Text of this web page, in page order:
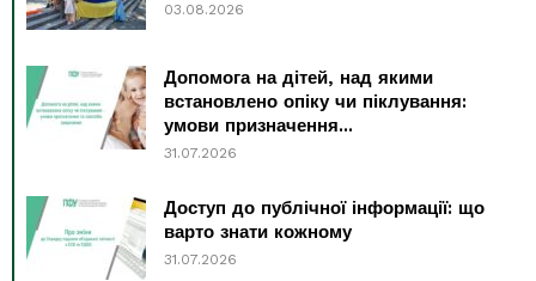
03.08.2026
Допомога на дітей, над якими
встановлено опіку чи піклування:
умови призначення...
31.07.2026
Доступ до публічної інформації: що
варто знати кожному
31.07.2026